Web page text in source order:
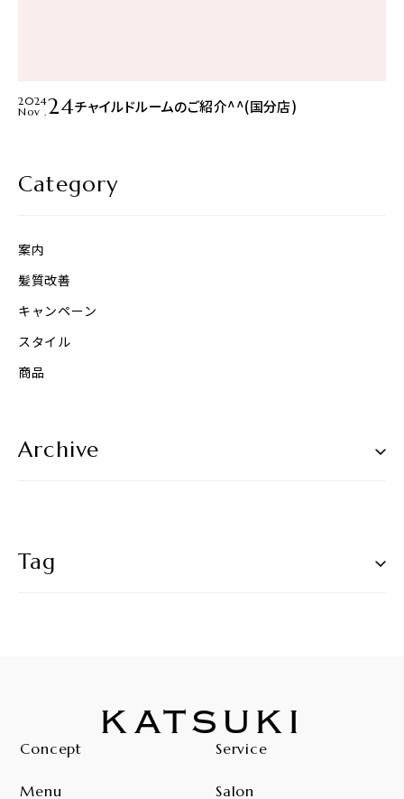
2024
Nov .24チャイルドルームのご紹介^^(国分店)
Category
案内
髪質改善
キャンペーン
スタイル
商品
Archive
Tag
KATSUKI
Concept Service
Menu Salon